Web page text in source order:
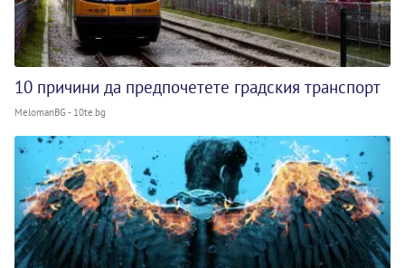
10 причини да предпочетете градския транспорт
MelomanBG - 10te.bg